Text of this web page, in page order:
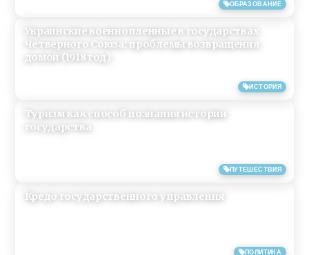
ОБРАЗОВАНИЕ
ИСТОРИЯ
Украинские военнопленные в государствах
Четверного Союза: проблемы возвращения
домой (1918 год)
ПУТЕШЕСТВИЯ
Туризм как способ познания истории
государства
ПОЛИТИКА
Кредо государственного управления